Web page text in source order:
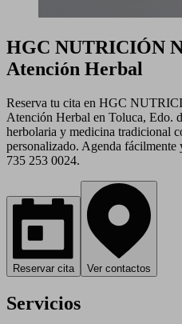
HGC NUTRICIÓN
Atención Herbal
Reserva tu cita en HGC
Atención Herbal en Toluca, Edo.
herbolaria y medicina tradicional
personalizado. Agenda
735 253 0024.
Reservar cita Ver contactos
Servicios